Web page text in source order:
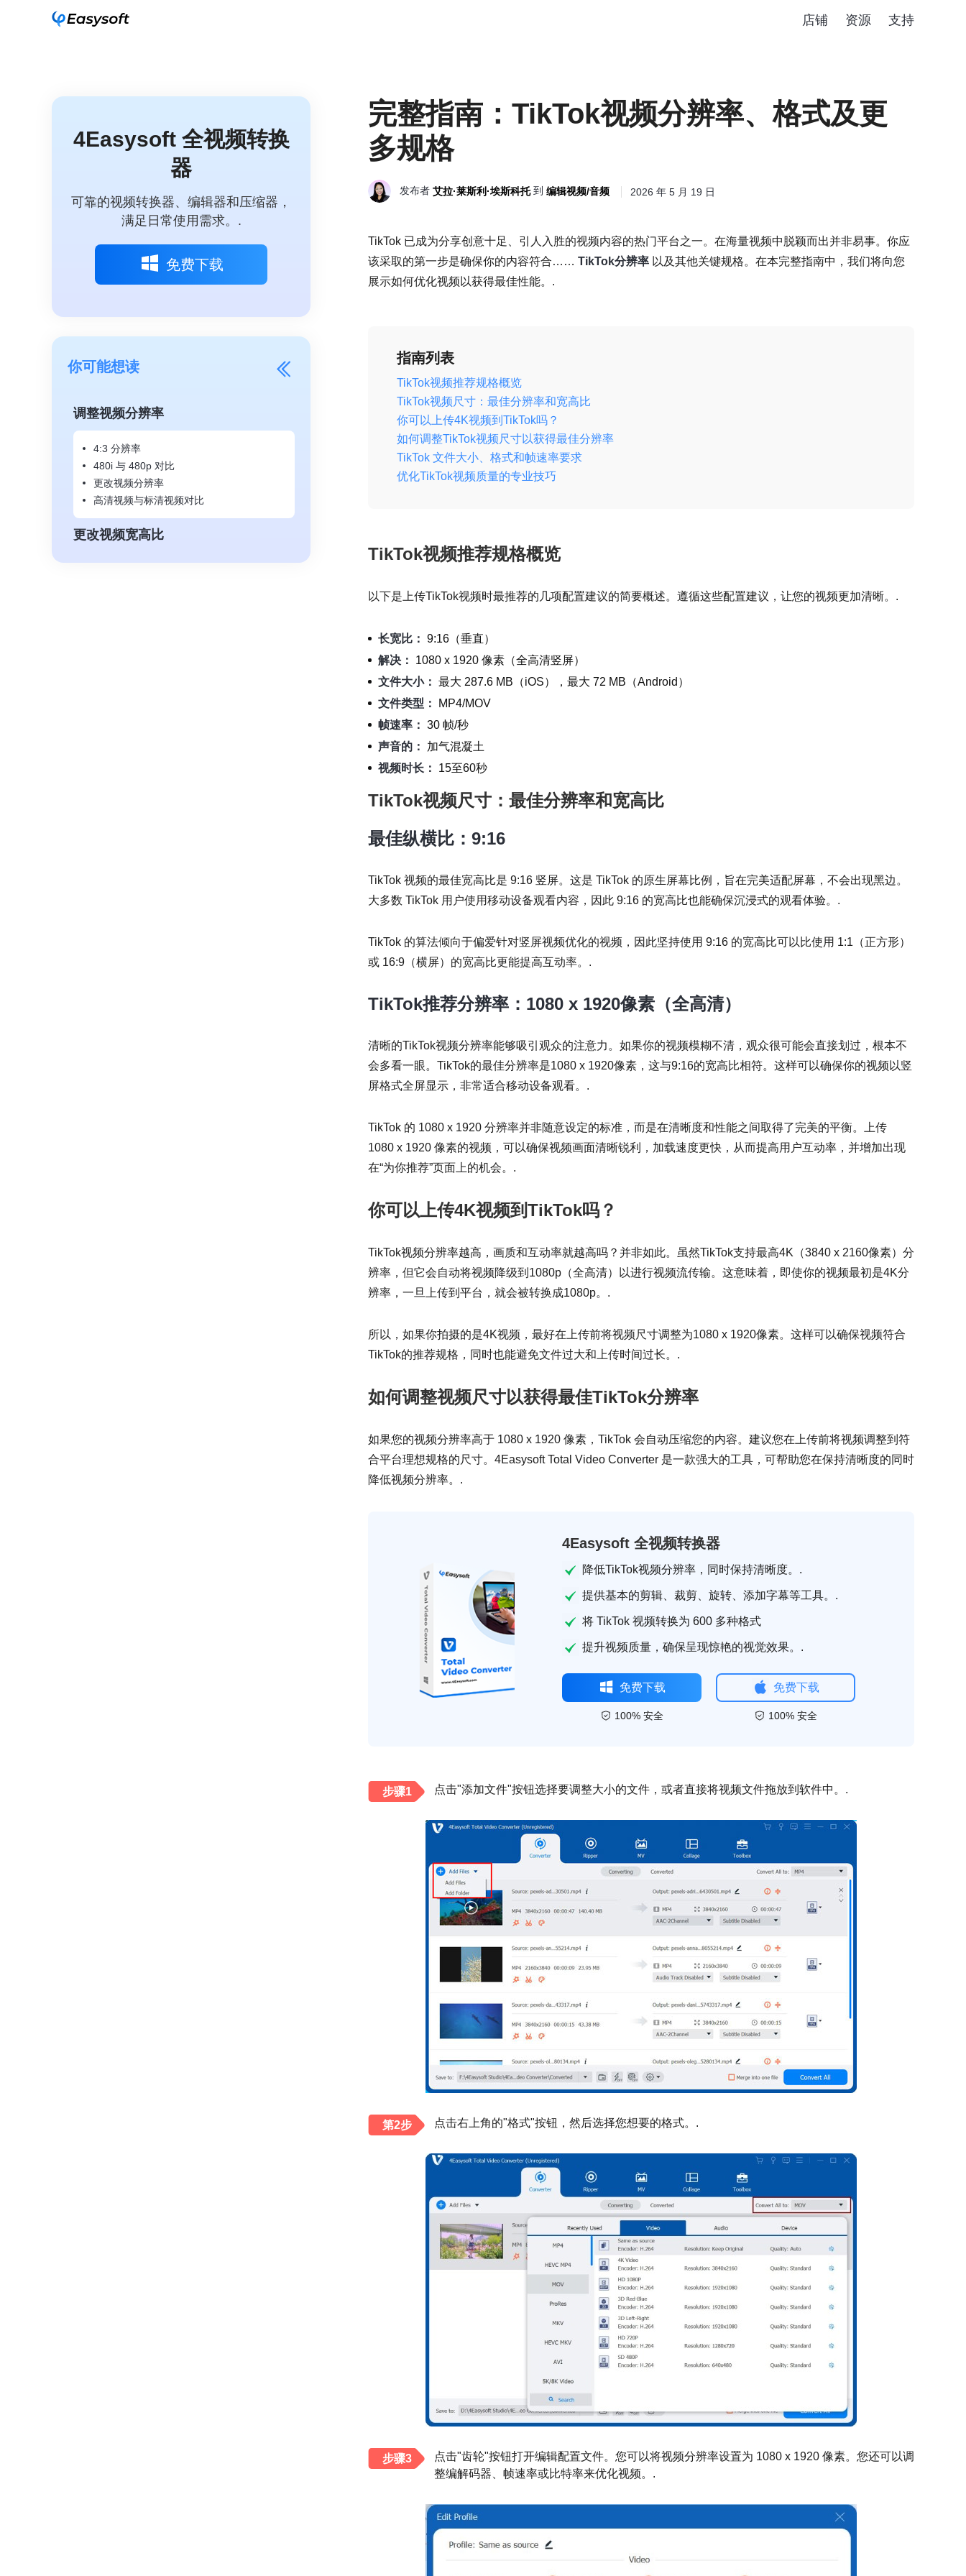
店铺 资源 支持
4Easysoft 全视频转换
器
可靠的视频转换器、编辑器和压缩器，
满足日常使用需求。.
免费下载
你可能想读
调整视频分辨率
4:3 分辨率
480i 与 480p 对比
更改视频分辨率
高清视频与标清视频对比
更改视频宽高比
完整指南：TikTok视频分辨率、格式及更
多规格
发布者 艾拉·莱斯利·埃斯科托到 编辑视频/音频 2026 年 5 月 19 日
TikTok 已成为分享创意十足、引人入胜的视频内容的热门平台之一。在海量视频中脱颖而出并非易事。你应
该采取的第一步是确保你的内容符合…… TikTok分辨率 以及其他关键规格。在本完整指南中，我们将向您
展示如何优化视频以获得最佳性能。.
指南列表
TikTok视频推荐规格概览
TikTok视频尺寸：最佳分辨率和宽高比
你可以上传4K视频到TikTok吗？
如何调整TikTok视频尺寸以获得最佳分辨率
TikTok 文件大小、格式和帧速率要求
优化TikTok视频质量的专业技巧
TikTok视频推荐规格概览
以下是上传TikTok视频时最推荐的几项配置建议的简要概述。遵循这些配置建议，让您的视频更加清晰。.
长宽比： 9:16（垂直）
解决：
1080 x 1920 像素（全高清竖屏）
文件大小： 最大 287.6 MB（iOS），最大 72 MB（Android）
文件类型：
MP4/MOV
帧速率： 30 帧/秒
声音的：
加气混凝土
视频时长：
15至60秒
TikTok视频尺寸：最佳分辨率和宽高比
最佳纵横比：9:16
TikTok 视频的最佳宽高比是 9:16 竖屏。这是 TikTok 的原生屏幕比例，旨在完美适配屏幕，不会出现黑边。
大多数 TikTok 用户使用移动设备观看内容，因此 9:16 的宽高比也能确保沉浸式的观看体验。.
TikTok 的算法倾向于偏爱针对竖屏视频优化的视频，因此坚持使用 9:16 的宽高比可以比使用 1:1（正方形）
或 16:9（横屏）的宽高比更能提高互动率。.
TikTok推荐分辨率：1080 x 1920像素（全高清）
清晰的TikTok视频分辨率能够吸引观众的注意力。如果你的视频模糊不清，观众很可能会直接划过，根本不
会多看一眼。TikTok的最佳分辨率是1080 x 1920像素，这与9:16的宽高比相符。这样可以确保你的视频以竖
屏格式全屏显示，非常适合移动设备观看。.
TikTok 的 1080 x 1920 分辨率并非随意设定的标准，而是在清晰度和性能之间取得了完美的平衡。上传
1080 x 1920 像素的视频，可以确保视频画面清晰锐利，加载速度更快，从而提高用户互动率，并增加出现
在“为你推荐”页面上的机会。.
你可以上传4K视频到TikTok吗？
TikTok视频分辨率越高，画质和互动率就越高吗？并非如此。虽然TikTok支持最高4K（3840 x 2160像素）分
辨率，但它会自动将视频降级到1080p（全高清）以进行视频流传输。这意味着，即使你的视频最初是4K分
辨率，一旦上传到平台，就会被转换成1080p。.
所以，如果你拍摄的是4K视频，最好在上传前将视频尺寸调整为1080 x 1920像素。这样可以确保视频符合
TikTok的推荐规格，同时也能避免文件过大和上传时间过长。.
如何调整视频尺寸以获得最佳TikTok分辨率
如果您的视频分辨率高于 1080 x 1920 像素，TikTok 会自动压缩您的内容。建议您在上传前将视频调整到符
合平台理想规格的尺寸。4Easysoft Total Video Converter 是一款强大的工具，可帮助您在保持清晰度的同时
降低视频分辨率。.
4Easysoft 全视频转换器
降低TikTok视频分辨率，同时保持清晰度。.
提供基本的剪辑、裁剪、旋转、添加字幕等工具。.
将 TikTok 视频转换为 600 多种格式
提升视频质量，确保呈现惊艳的视觉效果。.
免费下载
100% 安全
免费下载
100% 安全
步骤1 点击"添加文件"按钮选择要调整大小的文件，或者直接将视频文件拖放到软件中。.
第2步 点击右上角的"格式"按钮，然后选择您想要的格式。.
步骤3
点击"齿轮"按钮打开编辑配置文件。您可以将视频分辨率设置为 1080 x 1920 像素。您还可以调
整编解码器、帧速率或比特率来优化视频。.